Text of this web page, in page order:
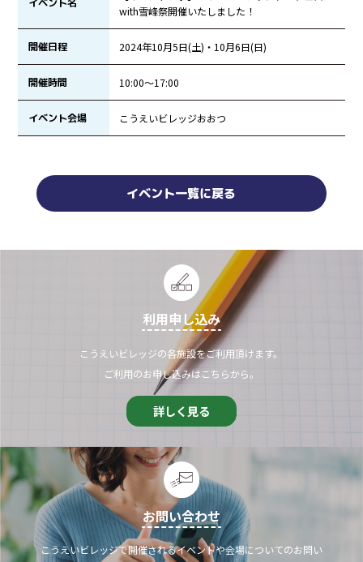
with雪峰祭開催いたしました！
開催日程 2024年10月5日(土)・10月6日(日)
開催時間 10:00～17:00
イベント会場 こうえいビレッジおおつ
イベント一覧に戻る
利用申し込み
こうえいビレッジの各施設をご利用頂けます。
ご利用のお申し込みはこちらから。
詳しく見る
お問い合わせ
こうえいビレッジで開催されるイベントや会場についてのお問い